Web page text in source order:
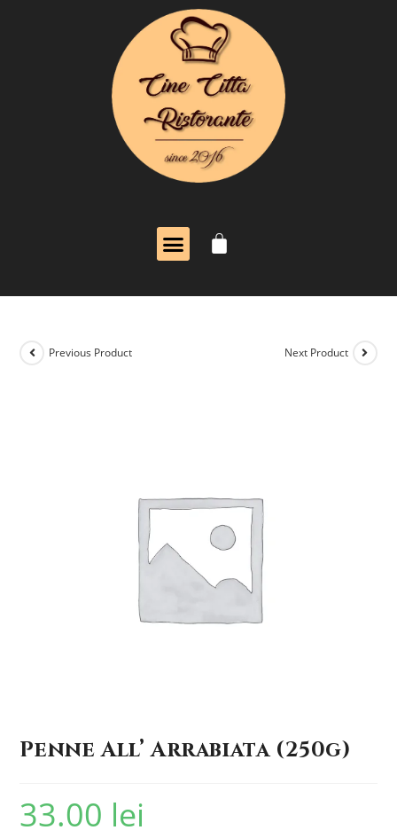
Previous Product Next Product
Penne All’ Arrabiata (250g)
33.00 lei